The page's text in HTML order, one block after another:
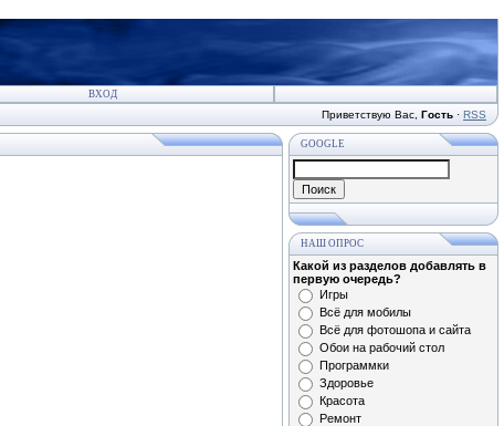
ВХОД
Приветствую Вас Гость · RSS
GOOGLE
НАШ ОПРОС
Какой из разделов добавлять в
первую очередь?
Игры
Всё для мобилы
Всё для фотошопа и сайта
Обои на рабочий стол
Программки
Здоровье
Красота
Ремонт